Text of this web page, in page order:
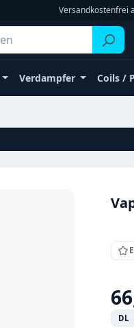
Versandkostenfrei
Verdampfer Coils /
DL